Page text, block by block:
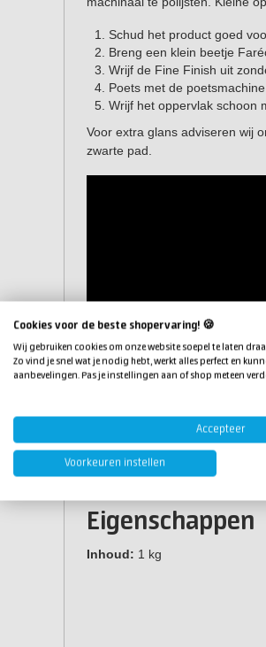
Schud het product goed
Breng een klein beetje
Wrijf de Fine Finish uit
Poets met de
Wrijf het oppervlak schoon
Voor extra glans adviseren wij
zwarte pad.
Eigenschappen
Inhoud: 1 kg
Cookies voor de beste shopervaring! 🍪
Wij gebruiken cookies om onze website soepel te laten
Zo vind je snel wat je nodig hebt, werkt alles perfect en
aanbevelingen. Pas je instellingen aan of shop meteen
Accepteer
Voorkeuren instellen